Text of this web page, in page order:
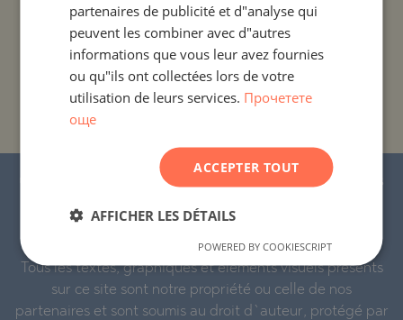
PROJETS ET PROPRIÉTÉS PAR RÉGION
PROJETS ET PROPRIÉTÉS PAR NOM DE
© 2016-2026 « Stonehard Marketing » Ltd. Tous
droits réservés.
STONEHARD™ et le logo sont des marques déposées.
Tous les textes, graphiques et éléments visuels présents
sur ce site sont notre propriété ou celle de nos
partenaires et sont soumis au droit d`auteur, protégé par
ROMANIAN
partenaires de publicité et d"analyse qui
peuvent les combiner avec d"autres
informations que vous leur avez fournies
ou qu"ils ont collectées lors de votre
utilisation de leurs services. Прочетете
още
ACCEPTER TOUT
AFFICHER LES DÉTAILS
POWERED BY COOKIESCRIPT